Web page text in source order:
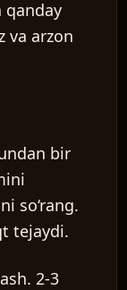
qanday
va arzon
bir
so‘rang.
tejaydi.
2-3